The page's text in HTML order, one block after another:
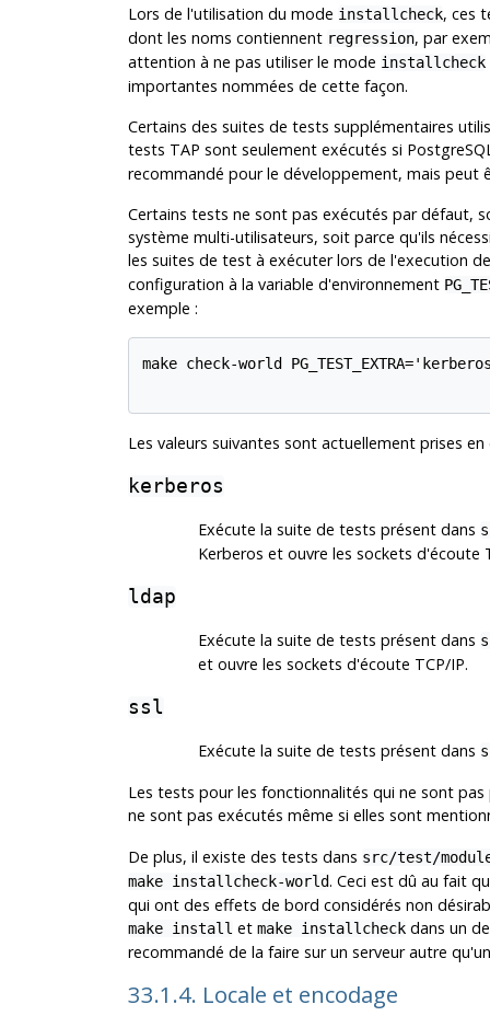
Lors de l'utilisation du mode installcheck, ces
dont les noms contiennent regression, par
attention à ne pas utiliser le mode installcheck
importantes nommées de cette façon.
Certains des suites de tests supplémentaires
tests TAP sont seulement exécutés si
recommandé pour le développement, mais peut
Certains tests ne sont pas exécutés par défaut,
système multi-utilisateurs, soit parce qu'ils
les suites de test à exécuter lors de l'execution
configuration à la variable d'environnement
exemple :
make check-world
Les valeurs suivantes sont actuellement prises en
kerberos
Exécute la suite de tests présent dans
Kerberos et ouvre les sockets d'écoute
ldap
Exécute la suite de tests présent dans
et ouvre les sockets d'écoute TCP/IP.
ssl
Exécute la suite de tests présent dans
Les tests pour les fonctionnalités qui ne sont
ne sont pas exécutés même si elles sont
De plus, il existe des tests dans src/test/
make installcheck-world. Ceci est dû au fait
qui ont des effets de bord considérés non
make install et make installcheckdans un
recommandé de la faire sur un serveur autre
33.1.4. Locale et encodage